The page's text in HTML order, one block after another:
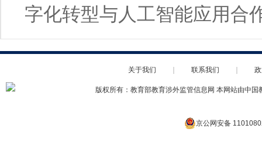
字化转型与人工智能应用合
关于我们 联系我们
版权所有：教育部教育涉外监管信息网 本网站由中
京公网安备